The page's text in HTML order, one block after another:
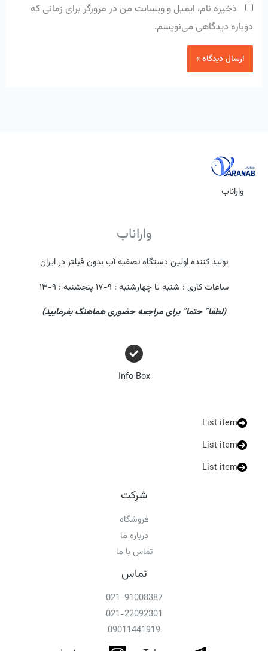
ذخیره نام، ایمیل و وبسایت من در مرورگر برای زمانی که
دوباره دیدگاهی می‌نویسم.
واراناب
واراناب
تولید کننده اولین دستگاه تصفیه آب بدون فیلتر در ایران
ساعات کاری : شنبه تا چهارشنبه : ۹-۱۷ پنجشنبه : ۹-۱۳​
(لطفا” حتما” برای مراجعه حضوری هماهنگ بفرمایید)
Info Box
List item
List item
List item
شرکت
فروشگاه
درباره ما
تماس با ما
تماس
021-91008387
021-22092301
09011441919